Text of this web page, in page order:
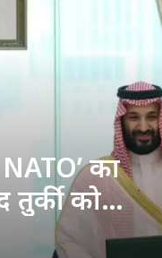
का
को
परमाणु कवच